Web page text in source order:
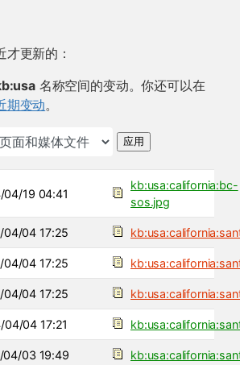
更新的：
名称空间的变动。你还可以在
期变动。
应用
04/19 04:41
kb:usa:california:bc-
sos.jpg
04/04 17:25
04/04 17:25
04/04 17:25
04/04 17:21
04/03 19:49